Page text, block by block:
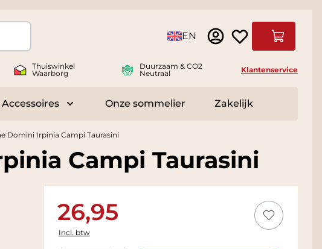
Taal EN
Thuiswinkel
Waarborg
Duurzaam & CO2
Neutraal
Klantenservice
for Delicatessen
Accessoires
Toggle submenu for Accessoires
Onze sommelier Zakelijk
Domini Irpinia Campi Taurasini
Campi Taurasini
26,95
Incl. btw